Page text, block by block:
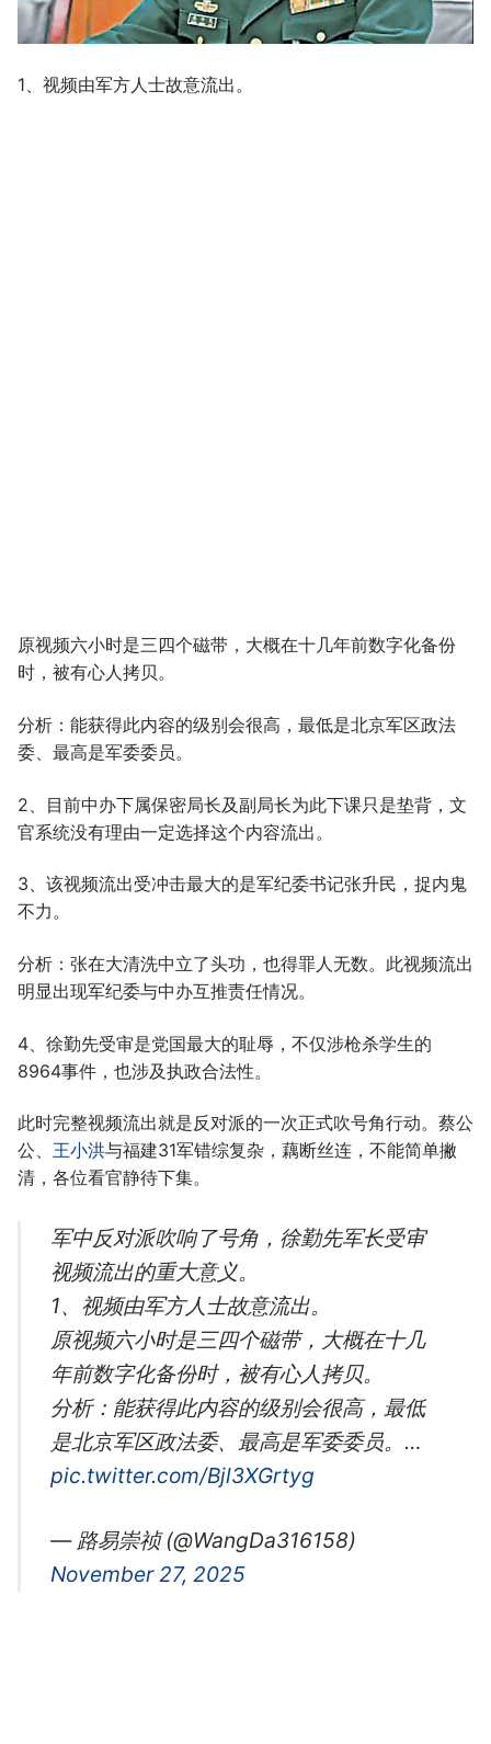
1、视频由军方人士故意流出。
原视频六小时是三四个磁带，大概在十几年前数字化备份
时，被有心人拷贝。
分析：能获得此内容的级别会很高，最低是北京军区政法
委、最高是军委委员。
2、目前中办下属保密局长及副局长为此下课只是垫背，文
官系统没有理由一定选择这个内容流出。
3、该视频流出受冲击最大的是军纪委书记张升民，捉内鬼
不力。
分析：张在大清洗中立了头功，也得罪人无数。此视频流出
明显出现军纪委与中办互推责任情况。
4、徐勤先受审是党国最大的耻辱，不仅涉枪杀学生的
8964事件，也涉及执政合法性。
此时完整视频流出就是反对派的一次正式吹号角行动。蔡公
公、 王小洪与福建31军错综复杂，藕断丝连，不能简单撇
清，各位看官静待下集。
军中反对派吹响了号角，徐勤先军长受审
视频流出的重大意义。
1、视频由军方人士故意流出。
原视频六小时是三四个磁带，大概在十几
年前数字化备份时，被有心人拷贝。
分析：能获得此内容的级别会很高，最低
是北京军区政法委、最高是军委委员。…
pic.twitter.com/Bjl3XGrtyg
— 路易崇祯 (@WangDa316158)
November 27, 2025